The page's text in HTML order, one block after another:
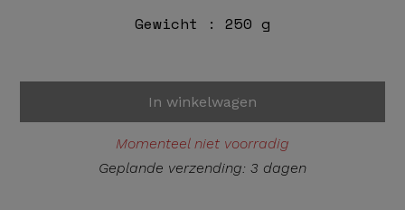
Gewicht : 250 g
In winkelwagen
Momenteel niet voorradig
Geplande verzending: 3 dagen